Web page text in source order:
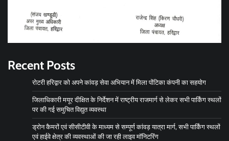
Recent Posts
रोटरी हरिद्वार को अपने कांवड़ सेवा अभियान में मिला पोंटिका कंपनी का सहयोग
जिलाधिकारी मयूर दीक्षित के निर्देशन में राष्ट्रीय राजमार्ग से लेकर सभी पार्किंग स्थलों
पर की गई समुचित विद्युत व्यवस्था
ड्रोन कैमरों एवं सीसीटीवी के माध्यम से सम्पूर्ण कांवड़ यात्रा मार्ग, सभी पार्किंग स्थलों
एवं हाईवे क्षेत्र की व्यवस्थाओं की जा रही लाइव मॉनिटरिंग